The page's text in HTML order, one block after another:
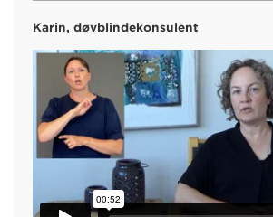
Karin, døvblindekonsulent